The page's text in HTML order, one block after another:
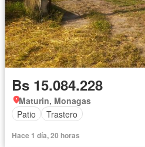
Bs 15.084.228
Maturin, Monagas
Patio
Trastero
Hace 1 día, 20 horas